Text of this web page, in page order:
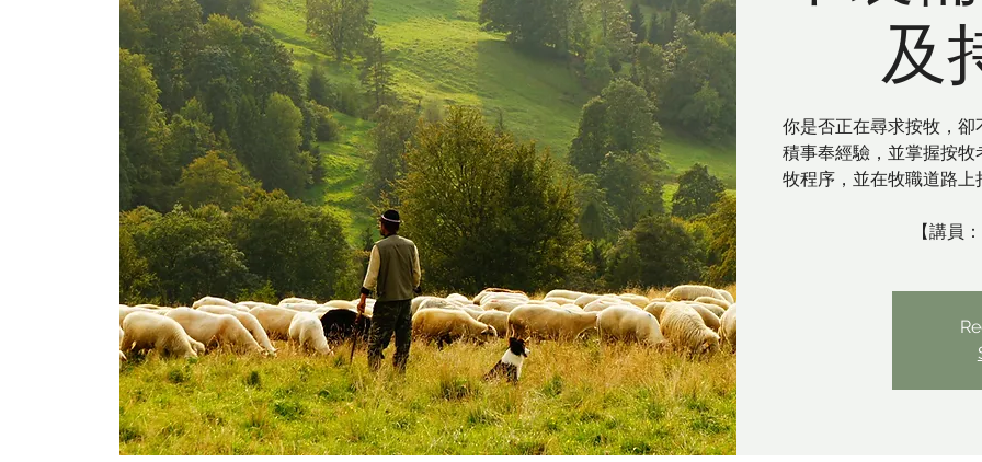
及
你是否正在尋求按牧，
積事奉經驗，並掌握按
牧程序，並在牧職道路
【講員